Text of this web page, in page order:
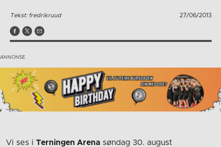
Tekst: fredrikruud 27/06/2013
Vi ses i Terningen Arena søndag 30. august